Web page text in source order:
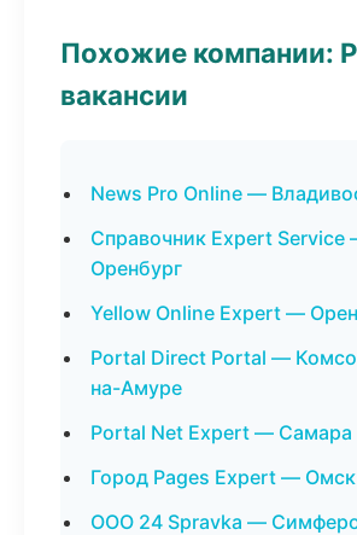
Похожие компании:
вакансии
News Pro Online —
Справочник Expert Service
Оренбург
Yellow Online Expert —
Portal Direct Portal —
на-Амуре
Portal Net Expert — Самара
Город Pages Expert — Омск
ООО 24 Spravka —